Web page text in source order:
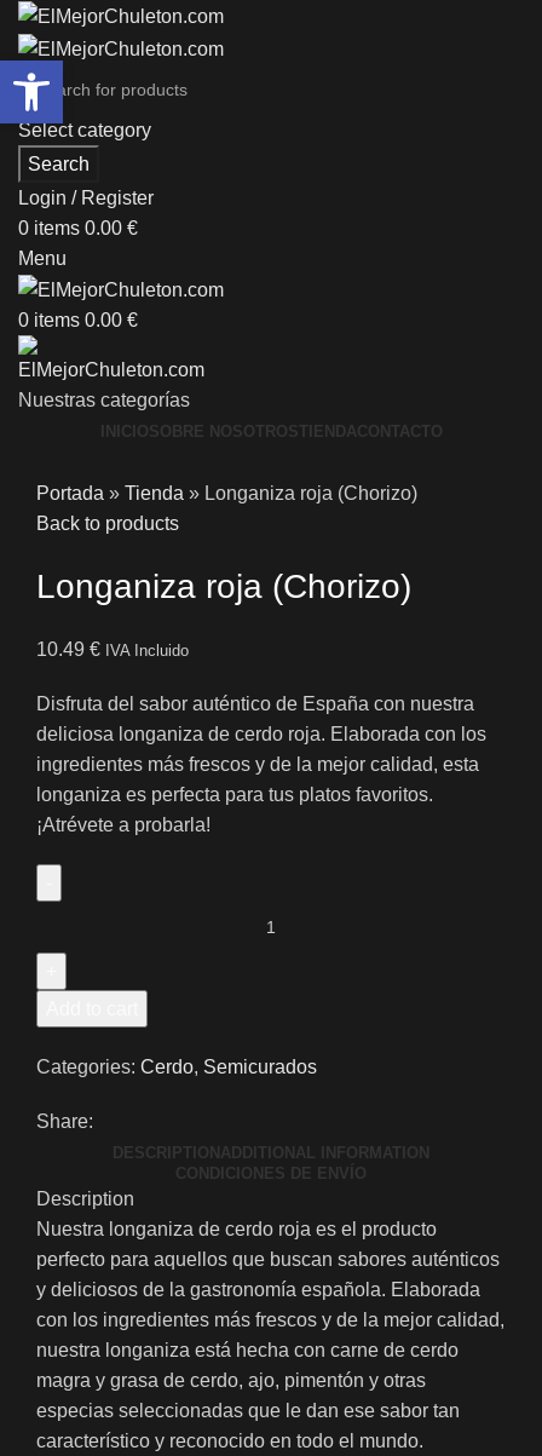
Select category
Search
Login / Register
0 items 0.00 €
Menu
0 items 0.00 €
Nuestras categorías
INICIOSOBRE NOSOTROSTIENDACONTACTO
Portada » Tienda » Longaniza roja (Chorizo)
Back to products
Longaniza roja (Chorizo)
10.49 € IVA Incluido
Disfruta del sabor auténtico de España con nuestra
deliciosa longaniza de cerdo roja. Elaborada con los
ingredientes más frescos y de la mejor calidad, esta
longaniza es perfecta para tus platos favoritos.
¡Atrévete a probarla!
Categories: Cerdo, Semicurados
Share:
DESCRIPTION ADDITIONAL INFORMATION
CONDICIONES DE ENVÍO
Description
Nuestra longaniza de cerdo roja es el producto
perfecto para aquellos que buscan sabores auténticos
y deliciosos de la gastronomía española. Elaborada
con los ingredientes más frescos y de la mejor calidad,
nuestra longaniza está hecha con carne de cerdo
magra y grasa de cerdo, ajo, pimentón y otras
especias seleccionadas que le dan ese sabor tan
característico y reconocido en todo el mundo.
Abrir barra de herramientas